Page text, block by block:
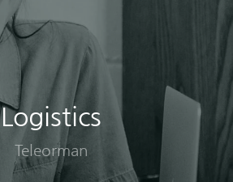
Logistics
Teleorman